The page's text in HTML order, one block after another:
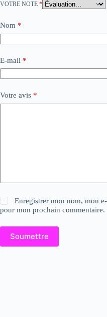
VOTRE NOTE *
Nom *
E-mail *
Votre avis *
Enregistrer mon nom, mon
pour mon prochain commentaire.
Soumettre